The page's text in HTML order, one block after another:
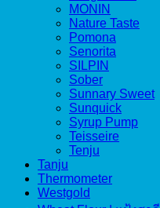
MONIN
Nature Taste
Pomona
Senorita
SILPIN
Sober
Sunnary Sweet
Sunquick
Syrup Pump
Teisseire
Tenju
Tanju
Thermometer
Westgold